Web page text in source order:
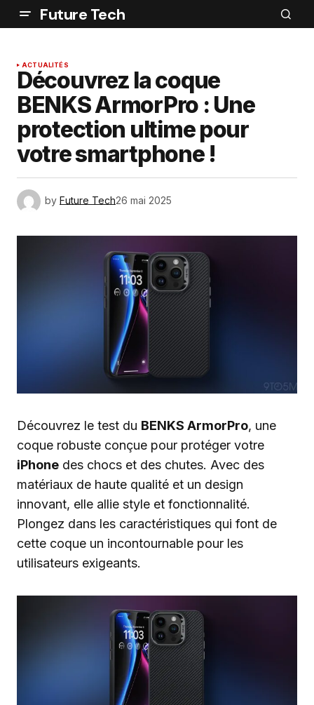
Future Tech
ACTUALITÉS
Découvrez la coque
BENKS ArmorPro : Une
protection ultime pour
votre smartphone !
by Future Tech26 mai 2025
Découvrez le test du BENKS ArmorPro, une
coque robuste conçue pour protéger votre
iPhone des chocs et des chutes. Avec des
matériaux de haute qualité et un design
innovant, elle allie style et fonctionnalité.
Plongez dans les caractéristiques qui font de
cette coque un incontournable pour les
utilisateurs exigeants.